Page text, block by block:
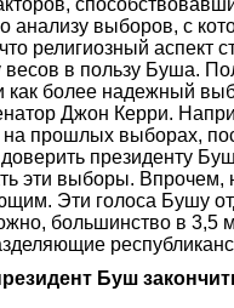
анализу выборов, с
религиозный аспект
в пользу Буша.
как более надежный
Джон Керри.
прошлых выборах,
президенту
эти выборы. Впрочем,
Эти голоса Бушу
большинство в 3,5
Буш